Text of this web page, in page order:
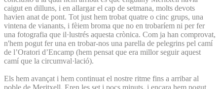
caigut en dilluns, i en allargar el cap de setmana, molts devots
havien anat de pont. Tot just hem trobat quatre o cinc grups, una
vintena de vianants, i fèiem broma que no en trobaríem ni per fer
una fotografia que il·lustrés aquesta crònica. Com ja han comprovat,
n'hem pogut fer una en trobar-nos una parella de pelegrins pel camí
de l’Oratori d’Encamp (hem pensat que era millor seguir aquest
camí que la circumval·lació).
Els hem avançat i hem continuat el nostre ritme fins a arribar al
poble de Meritxell. Eren les set i pocs minuts, i encara hem pogut